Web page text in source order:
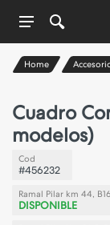
Home
Cuadro
modelos)
Cod
#456232
Ramal Pilar km 44,
DISPONIBLE